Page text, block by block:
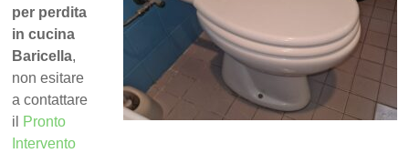
per perdita
in cucina
Baricella,
non esitare
a contattare
il Pronto
Intervento